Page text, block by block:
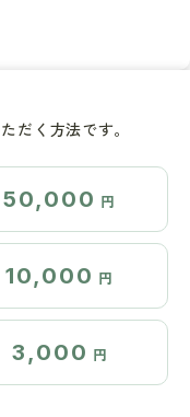
だく方法です。
50,000 円
10,000 円
3,000 円